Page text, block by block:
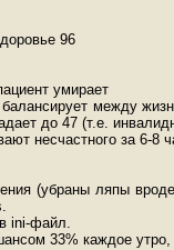
96
умирает
между
до 47 (т.е.
несчастного за 6-8
(убраны ляпы
ini-файл.
33% каждое